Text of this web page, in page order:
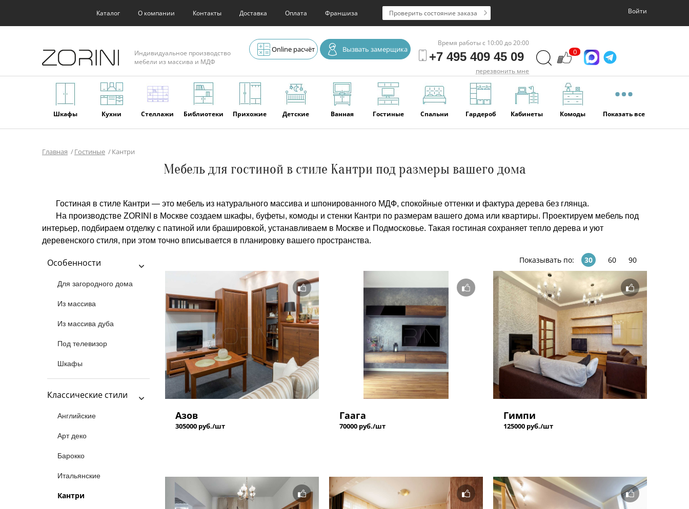
Каталог О компании Контакты Доставка Оплата Франшиза Войти
Проверить состояние заказа
Индивидуальное производство
мебели из массива и МДФ
Online расчёт Вызвать замерщика
Время работы с 10:00 до 20:00
+7 495 409 45 09
перезвонить мне
0
Шкафы Кухни Стеллажи Библиотеки Прихожие Детские Ванная Гостиные Спальни Гардероб Кабинеты Комоды
мебель
массива
мебель
буфеты
последние
работы
Показать все
Главная Гостиные Кантри
Мебель для гостиной в стиле Кантри под размеры вашего дома
Гостиная в стиле Кантри — это мебель из натурального массива и шпонированного МДФ, спокойные оттенки и фактура дерева без глянца.
На производстве ZORINI в Москве создаем шкафы, буфеты, комоды и стенки Кантри по размерам вашего дома или квартиры. Проектируем мебель под
интерьер, подбираем отделку с патиной или брашировкой, устанавливаем в Москве и Подмосковье. Такая гостиная сохраняет тепло дерева и уют
деревенского стиля, при этом точно вписывается в планировку вашего пространства.
Особенности
Для загородного дома
Из массива
Из массива дуба
Под телевизор
Шкафы
Классические стили
Английские
Арт деко
Барокко
Итальянские
Кантри
Показывать по: 30 60 90
Азов
305000 руб./шт
Гаага
70000 руб./шт
Гимпи
125000 руб./шт